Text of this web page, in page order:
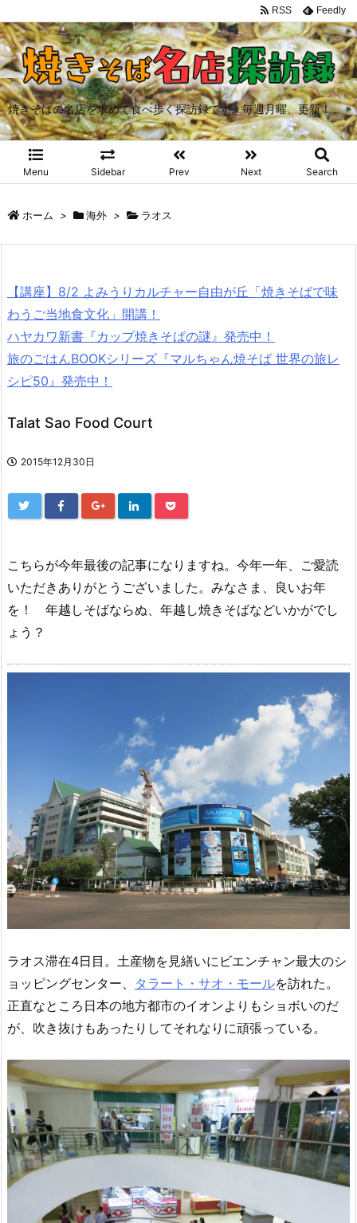
焼きそばの名店を求めて食べ歩く探訪録です。毎週月曜、更新！
Menu Sidebar Prev Next Search
RSS Feedly
ホーム > 海外 > ラオス
【講座】8/2 よみうりカルチャー自由が丘「焼きそばで味
わうご当地食文化」開講！
ハヤカワ新書『カップ焼きそばの謎』発売中！
旅のごはんBOOKシリーズ『マルちゃん焼そば 世界の旅レ
シピ50』発売中！
Talat Sao Food Court
2015年12月30日
こちらが今年最後の記事になりますね。今年一年、ご愛読
いただきありがとうございました。みなさま、良いお年
を！ 年越しそばならぬ、年越し焼きそばなどいかがでし
ょう？
ラオス滞在4日目。土産物を見繕いにビエンチャン最大のシ
ョッピングセンター、 タラート・サオ・モールを訪れた。
正直なところ日本の地方都市のイオンよりもショボいのだ
が、吹き抜けもあったりしてそれなりに頑張っている。